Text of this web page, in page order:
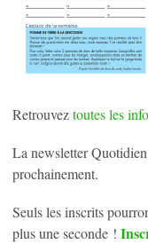
Retrouveztoutes les
La newsletter
prochainement.
Seuls les inscrits
plus une seconde !